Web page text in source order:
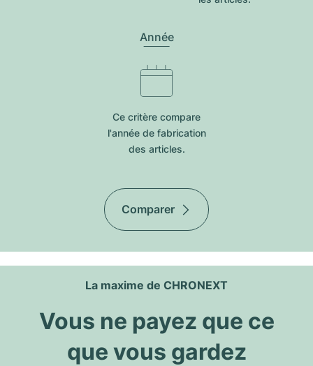
Année
Ce critère compare
l'année de fabrication
des articles.
Comparer
La maxime de CHRONEXT
Vous ne payez que ce
que vous gardez